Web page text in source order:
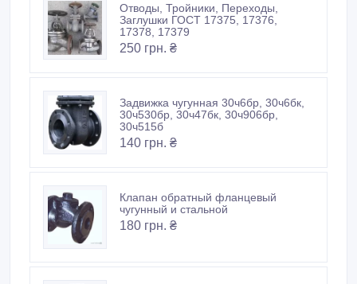
Отводы, Тройники, Переходы,
Заглушки ГОСТ 17375, 17376,
17378, 17379
250 грн. ₴
Задвижка чугунная 30ч6бр, 30ч6бк,
30ч530бр, 30ч47бк, 30ч906бр,
30ч515б
140 грн. ₴
Клапан обратный фланцевый
чугунный и стальной
180 грн. ₴